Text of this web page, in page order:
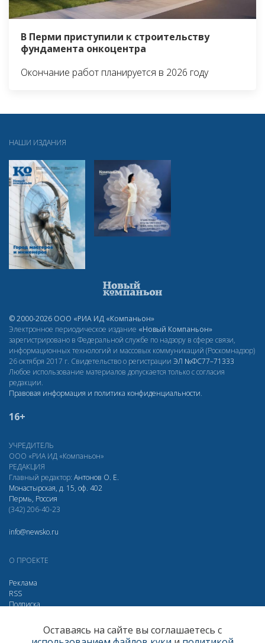
В Перми приступили к строительству
фундамента онкоцентра
Окончание работ планируется в 2026 году
НАШИ ИЗДАНИЯ
© 2000-2026 ООО «РИА ИД «Компаньон»
Электронное периодическое издание «Новый Компаньон»
зарегистрировано в Федеральной службе по надзору в сфере связи,
информационных технологий и массовых коммуникаций (Роскомнадзор)
26 октября 2017 г. Свидетельство о регистрации ЭЛ №ФС77–71333
Любое использование материалов допускается только с согласия
редакции.
Правовая информация и политика конфиденциальности.
16+
УЧРЕДИТЕЛЬ
ООО «РИА ИД «Компаньон»
РЕДАКЦИЯ
Главный редактор: Антонов О. Е.
Монастырская, д. 15, оф. 402
Пермь, Россия
(342) 206-40-23
info@newsko.ru
О ПРОЕКТЕ
Реклама
RSS
Подписка
ОдноклассникиОставаясь на сайте вы соглашаетесь с